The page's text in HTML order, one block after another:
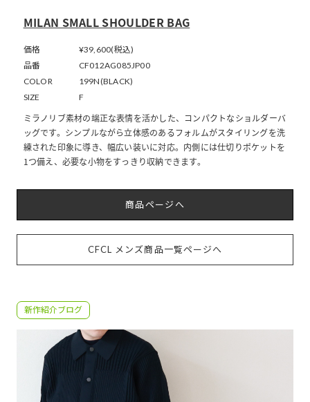
MILAN SMALL SHOULDER BAG
価格
¥39,600(税込)
品番
CF012AG085JP00
COLOR
199N(BLACK)
SIZE
F
ミラノリブ素材の端正な表情を活かした、コンパクトなショルダーバ
ッグです。シンプルながら立体感のあるフォルムがスタイリングを洗
練された印象に導き、幅広い装いに対応。内側には仕切りポケットを
1つ備え、必要な小物をすっきり収納できます。
商品ページへ
CFCL メンズ商品一覧ページへ
新作紹介ブログ